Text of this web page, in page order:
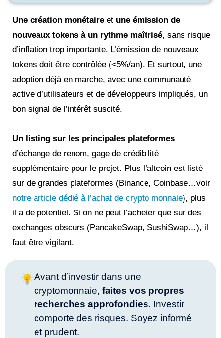
Une création monétaire et une émission de
nouveaux tokens à un rythme maîtrisé, sans risque
d’inflation trop importante. L’émission de nouveaux
tokens doit être contrôlée (<5%/an). Et surtout, une
adoption déjà en marche, avec une communauté
active d’utilisateurs et de développeurs impliqués, un
bon signal de l’intérêt suscité.
Un listing sur les principales plateformes
d’échange de renom, gage de crédibilité
supplémentaire pour le projet. Plus l’altcoin est listé
sur de grandes plateformes (Binance, Coinbase…voir
notre article dédié à l’achat de crypto monnaie), plus
il a de potentiel. Si on ne peut l’acheter que sur des
exchanges obscurs (PancakeSwap, SushiSwap…), il
faut être vigilant.
Avant d’investir dans une
cryptomonnaie, faites vos propres
recherches approfondies. Investir
comporte des risques. Soyez informé
et prudent.